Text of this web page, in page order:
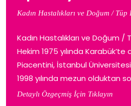
Kadın Hastalıkları ve Doğum /
Kadın Hastalıkları ve Doğum /
Hekim 1975 yılında
Piacentini, İstanbul Üniversitesi
1998 yılında mezun olduktan
Detaylı Özgeçmiş İçin Tıklayın